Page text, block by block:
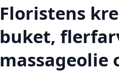
Floristens
buket,
massageolie